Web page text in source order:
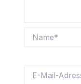
Mail-